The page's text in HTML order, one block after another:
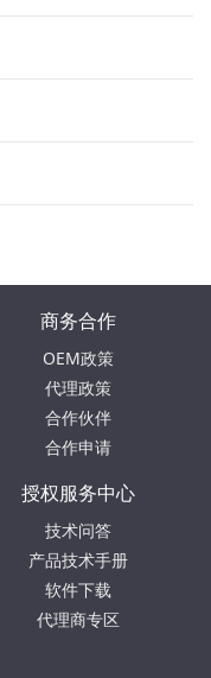
商务合作
OEM政策
代理政策
合作伙伴
合作申请
授权服务中心
技术问答
产品技术手册
软件下载
代理商专区